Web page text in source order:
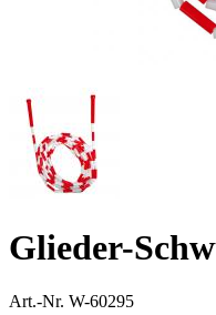
Glieder-
Art.-Nr. W-60295